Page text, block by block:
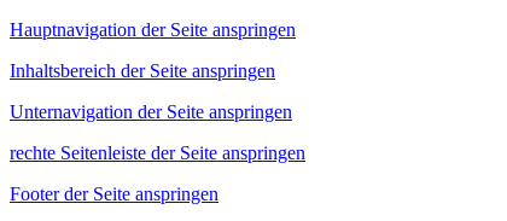
Hauptnavigation der Seite anspringen
Inhaltsbereich der Seite anspringen
Unternavigation der Seite anspringen
rechte Seitenleiste der Seite anspringen
Footer der Seite anspringen